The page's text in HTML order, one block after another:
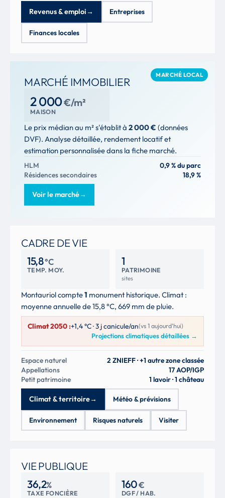
Revenus & emploi→ Entreprises
Finances locales
MARCHÉ LOCAL
MARCHÉ IMMOBILIER
2 000€/m²
MAISON
Le prix médian au m² s'établit à 2 000 € (données
DVF). Analyse détaillée, rendement locatif et
estimation personnalisée dans la fiche marché.
HLM
0,9 % du parc
Résidences secondaires
18,9 %
Voir le marché→
CADRE DE VIE
15,8°C
TEMP. MOY.
1
PATRIMOINE
sites
Montauriol compte1 monument historique. Climat :
moyenne annuelle de 15,8 °C, 669 mm de pluie.
Climat 2050 :+1,4 °C · 3 j canicule/an(vs 1 aujourd'hui)
Projections climatiques détaillées →
Espace naturel
2 ZNIEFF · +1 autre zone classée
Appellations
17 AOP/IGP
Petit patrimoine
1 lavoir · 1 château
Climat & territoire→ Météo & prévisions
Environnement Risques naturels Visiter
VIE PUBLIQUE
36,2%
TAXE FONCIÈRE
160€
DGF / HAB.